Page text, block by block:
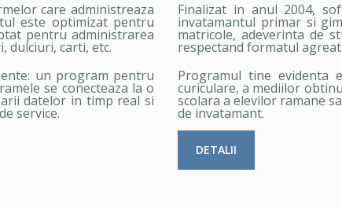
care administreaza
este optimizat pentru
pentru administrarea
dulciuri, carti, etc.
un program pentru
se conecteaza la o
datelor in timp real si
service.
Finalizat in anul 2004,
invatamantul primar si
matricole, adeverinta de
respectand formatul
Programul tine evidenta
curiculare, a mediilor
scolara a elevilor ramane
de invatamant.
DETALII